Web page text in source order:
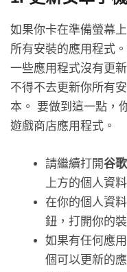
如果你卡在準備螢幕
所有安裝的應用程式
一些應用程式沒有更
不得不去更新你所有
本。 要做到這一點，
遊戲商店應用程式。
請繼續打開谷
上方的個人資
在你的個人資
鈕，打開你的
如果有任何應
個可以更新的